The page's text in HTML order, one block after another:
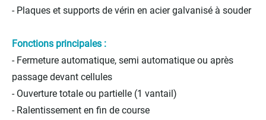
- Plaques et supports de vérin en acier galvanisé à souder
Fonctions principales :
- Fermeture automatique, semi automatique ou après
passage devant cellules
- Ouverture totale ou partielle (1 vantail)
- Ralentissement en fin de course